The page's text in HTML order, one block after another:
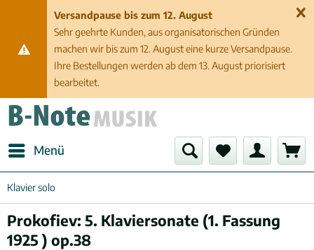
Versandpause bis zum 12. August
Sehr geehrte Kunden, aus organisatorischen Gründen
machen wir bis zum 12. August eine kurze Versandpause.
Ihre Bestellungen werden ab dem 13. August priorisiert
bearbeitet.
Menü
Klavier solo
Prokofiev: 5. Klaviersonate (1. Fassung
1925 ) op.38